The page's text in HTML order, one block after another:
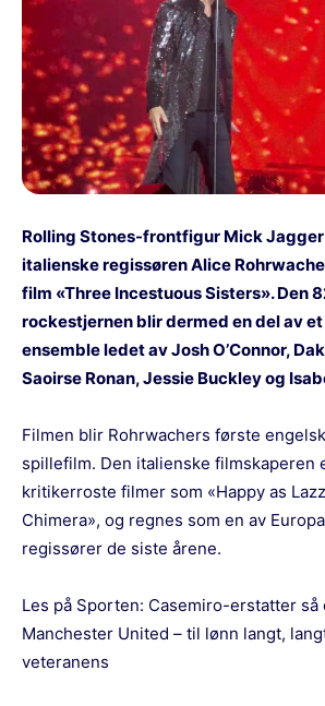
Rolling Stones-frontfigur Mick Jagger
italienske regissøren Alice
film «Three Incestuous Sisters». Den
rockestjernen blir dermed en del av
ensemble ledet av Josh O’Connor,
Saoirse Ronan, Jessie Buckley og
Filmen blir Rohrwachers første
spillefilm. Den italienske filmskaperen
kritikerroste filmer som «Happy as
Chimera», og regnes som en av
regissører de siste årene.
Les på Sporten: Casemiro-erstatter så
Manchester United – til lønn langt,
veteranens